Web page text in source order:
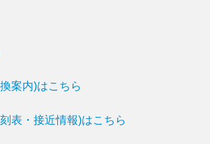
案内)はこちら
表・接近情報)はこちら